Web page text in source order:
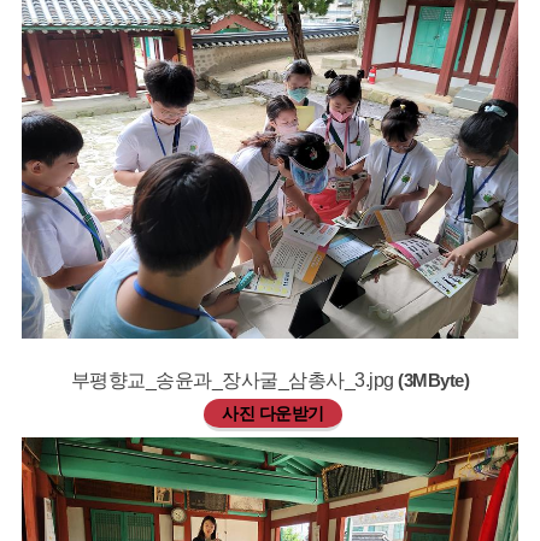
부평향교_송윤과_장사굴_삼총사_3.jpg(3MByte)
사진 다운받기